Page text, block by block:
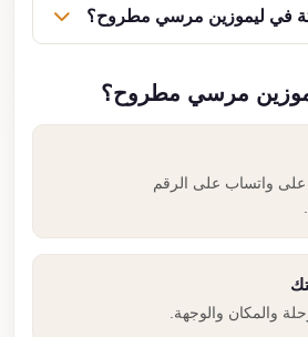
في ليموزين مرسي مطروح؟
مرسي مطروح؟
واتساب على الرقم
والمكان والوجهة.